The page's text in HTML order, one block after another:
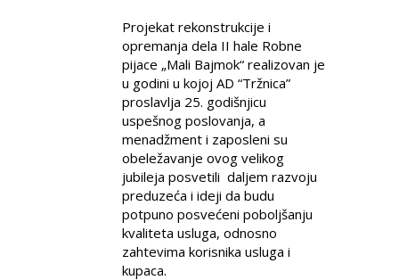
Projekat rekonstrukcije i
opremanja dela II hale Robne
pijace „Mali Bajmok“ realizovan je
u godini u kojoj AD “Tržnica”
proslavlja 25. godišnjicu
uspešnog poslovanja, a
menadžment i zaposleni su
obeležavanje ovog velikog
jubileja posvetili daljem razvoju
preduzeća i ideji da budu
potpuno posvećeni poboljšanju
kvaliteta usluga, odnosno
zahtevima korisnika usluga i
kupaca.